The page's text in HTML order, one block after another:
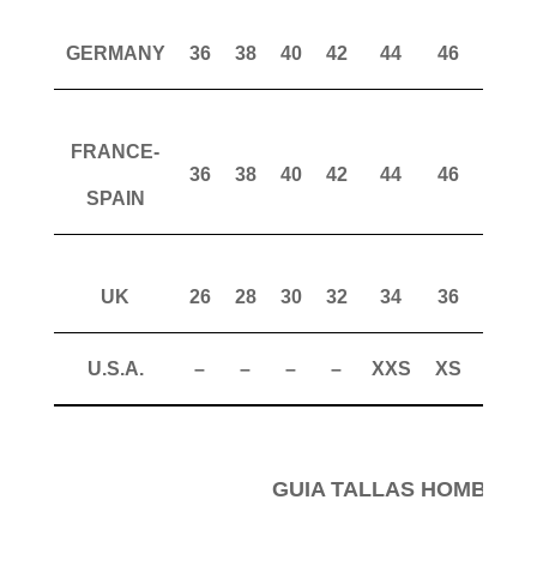
GERMANY 36 38 40 42 44 46
FRANCE-
SPAIN
36 38 40 42 44 46
UK 26 28 30 32 34 36
U.S.A. – – – – XXS XS
GUIA TALLAS HOMBRE